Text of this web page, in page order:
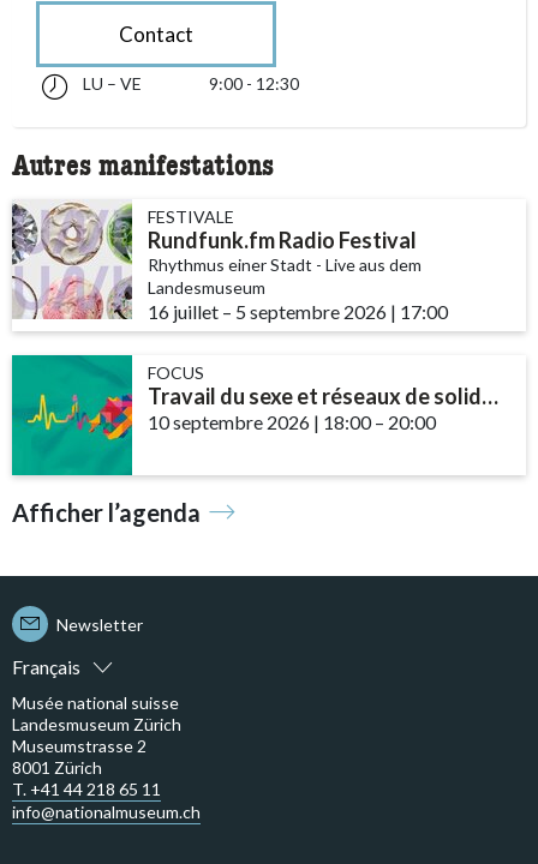
Contact
accessibility.sr-only.opening_hours
lundi jusqu’à vendredi 09:00 - 12:30
LU – VE 9:00 - 12:30
Autres manifestations
FESTIVALE
Rundfunk.fm Radio Festival
Rhythmus einer Stadt - Live aus dem
Landesmuseum
16 juillet accessibility.time_to
– 5 septembre 2026 | 17:00
FOCUS
Travail du sexe et réseaux de solidarité – le rôle des communautés et des ...
10 septembre 2026 | 18:00– 20:00
Afficher l’agenda
Français
Newsletter
Musée national suisse
Landesmuseum Zürich
Museumstrasse 2
8001 Zürich
T. +41 44 218 65 11
info@nationalmuseum.ch